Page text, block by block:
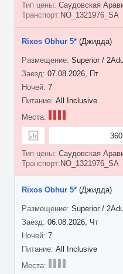
Саудовская
NO_1321976_SA
07.08.2026, Пт
7
Rixos Obhur 5* (Джидда)
Superior /
All Inclusive
Саудовская
NO_1321976_SA
06.08.2026, Чт
7
Rixos Obhur 5* (Джидда)
Superior /
All Inclusive